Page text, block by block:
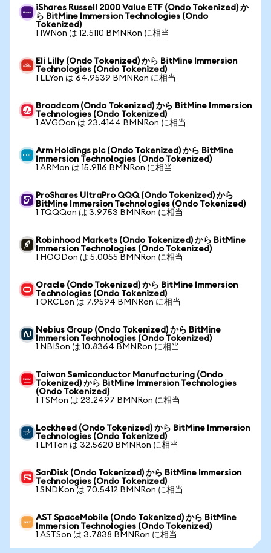
iShares Russell 2000 Value ETF (Ondo Tokenized) か
ら BitMine Immersion Technologies (Ondo
Tokenized)
1 IWNon は 12.5110 BMNRon に相当
Eli Lilly (Ondo Tokenized) から BitMine Immersion
Technologies (Ondo Tokenized)
1 LLYon は 64.9539 BMNRon に相当
Broadcom (Ondo Tokenized) から BitMine Immersion
Technologies (Ondo Tokenized)
1 AVGOon は 23.4144 BMNRon に相当
Arm Holdings plc (Ondo Tokenized) から BitMine
Immersion Technologies (Ondo Tokenized)
1 ARMon は 15.9116 BMNRon に相当
ProShares UltraPro QQQ (Ondo Tokenized) から
BitMine Immersion Technologies (Ondo Tokenized)
1 TQQQon は 3.9753 BMNRon に相当
Robinhood Markets (Ondo Tokenized) から BitMine
Immersion Technologies (Ondo Tokenized)
1 HOODon は 5.0055 BMNRon に相当
Oracle (Ondo Tokenized) から BitMine Immersion
Technologies (Ondo Tokenized)
1 ORCLon は 7.9594 BMNRon に相当
Nebius Group (Ondo Tokenized) から BitMine
Immersion Technologies (Ondo Tokenized)
1 NBISon は 10.8364 BMNRon に相当
Taiwan Semiconductor Manufacturing (Ondo
Tokenized) から BitMine Immersion Technologies
(Ondo Tokenized)
1 TSMon は 23.2497 BMNRon に相当
Lockheed (Ondo Tokenized) から BitMine Immersion
Technologies (Ondo Tokenized)
1 LMTon は 32.5620 BMNRon に相当
SanDisk (Ondo Tokenized) から BitMine Immersion
Technologies (Ondo Tokenized)
1 SNDKon は 70.5412 BMNRon に相当
AST SpaceMobile (Ondo Tokenized) から BitMine
Immersion Technologies (Ondo Tokenized)
1 ASTSon は 3.7838 BMNRon に相当